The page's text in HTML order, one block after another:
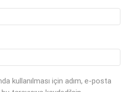
kullanılması için adım, e-posta